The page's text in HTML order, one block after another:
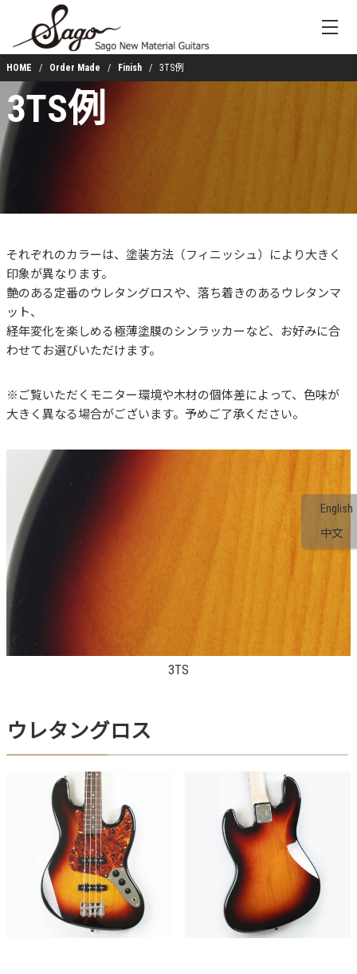
English
中文
HOME Order Made Finish 3TS例
3TS例
それぞれのカラーは、塗装方法（フィニッシュ）により大きく
印象が異なります。
艶のある定番のウレタングロスや、落ち着きのあるウレタンマ
ット、
経年変化を楽しめる極薄塗膜のシンラッカーなど、お好みに合
わせてお選びいただけます。
※ご覧いただくモニター環境や木材の個体差によって、色味が
大きく異なる場合がございます。予めご了承ください。
3TS
ウレタングロス